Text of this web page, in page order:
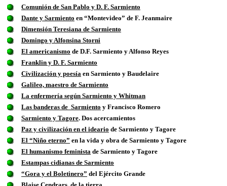
Comunión de San Pablo y D. F. Sarmiento
Dante y Sarmiento en “Montevideo” de F. Jeanmaire
Dimensión Teresiana de Sarmiento
Domingo y Alfonsina Storni
El americanismo de D.F. Sarmiento y Alfonso Reyes
Franklin y D. F. Sarmiento
Civilización y poesía en Sarmiento y Baudelaire
Galileo, maestro de Sarmiento
La enfermería según Sarmiento y Whitman
Las banderas de Sarmiento y Francisco Romero
Sarmiento y Tagore. Dos acercamientos
Paz y civilización en el ideario de Sarmiento y Tagore
El “Niño eterno” en la vida y obra de Sarmiento y Tagore
El humanismo feminista de Sarmiento y Tagore
Estampas cidianas de Sarmiento
“Gora y el Boletinero” del Ejército Grande